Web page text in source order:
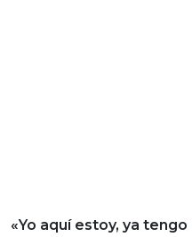
«Yo aquí estoy, ya